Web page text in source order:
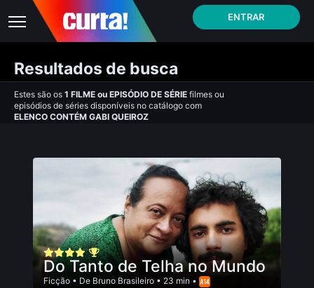
ENTRAR
Resultados de busca
Estes são os 1 FILME ou EPISÓDIO DE SÉRIE filmes ou
episódios de séries disponíveis no catálogo com
ELENCO CONTÉM GABI QUEIROZ
Do Tanto de Telha no Mundo
Ficção • De Bruno Brasileiro • 23 min •